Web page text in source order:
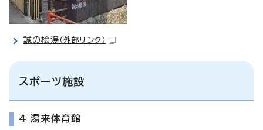
誠の桧湯 （外部リンク）
スポーツ施設
4 湯来体育館